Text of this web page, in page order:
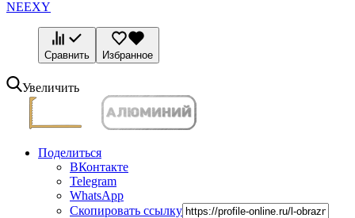
NEEXY
Сравнить Избранное
Увеличить
Поделиться
ВКонтакте
Telegram
WhatsApp
Скопировать ссылку